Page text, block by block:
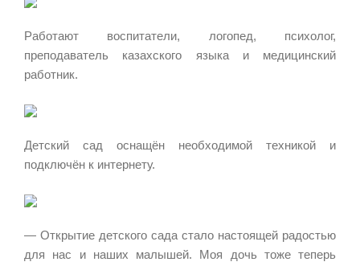
Работают воспитатели, логопед, психолог,
преподаватель казахского языка и медицинский
работник.
Детский сад оснащён необходимой техникой и
подключён к интернету.
— Открытие детского сада стало настоящей радостью
для нас и наших малышей. Моя дочь тоже теперь